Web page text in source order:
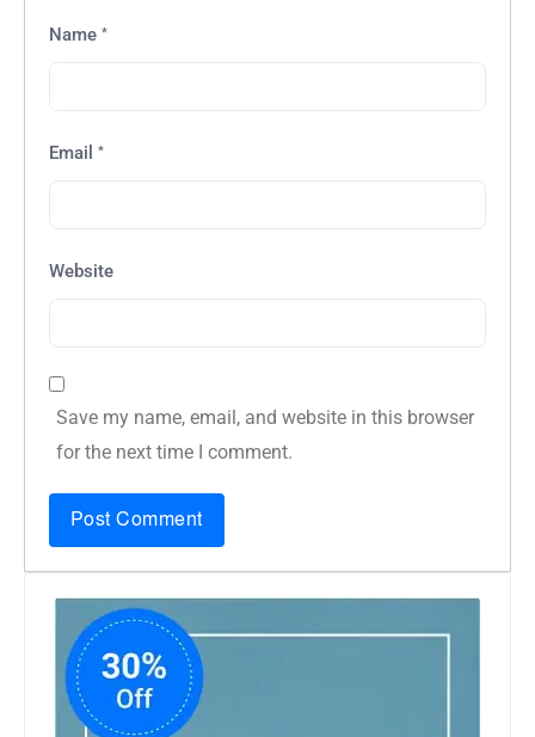
Name *
Email *
Website
Save my name, email, and website in this browser
for the next time I comment.